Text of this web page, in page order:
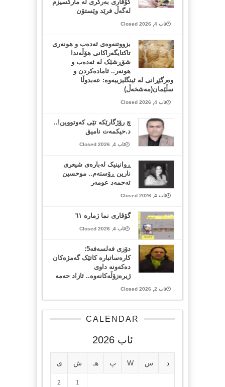
گۆڤاری بەرگری لە مارکسیزم
لەگەڵ فرێد وێستۆن
ئاب 4, 2026 Closed
بزووتنەوەی ئەدەب و هونەری
تاکتایگەراکانی هۆڵەندا
شۆڕشێک لە ئەدەب و
هونەر.. ئامادەکردن و
وەرگێڕانی لە ئینگلیزییەوە: عەبدوڵا
سڵێمان(مەشخەڵ)
ئاب 4, 2026 Closed
چ رۆژگارێکە تێی کەوتووین!..
د.حیکمەت نامیق
ئاب 4, 2026 Closed
ڕوانینیک لەبارەى شیعرى
نارین ڕۆستەم.. موحسین
ئەحمەد عومەر
ئاب 4, 2026 Closed
گۆڤاری نما ژمارە ٦١
ئاب 4, 2026 Closed
دۆزی فەلسەفە5:
کارەساتبارە کاتێک گەمژەکان
دەکەونە داوی
ژیرەزۆڵەکانەوە.. ئازاد حەمە
ئاب 2, 2026 Closed
CALENDAR
ئاب 2026
د س W پ هـ ش ی
1
2